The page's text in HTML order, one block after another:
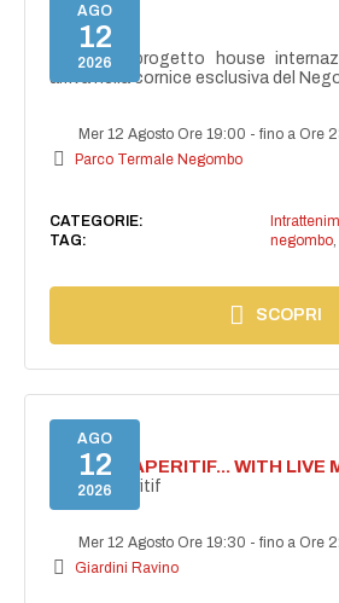
AGO
12
2026
NAIMA
NAIMA, il progetto house
arriva nella cornice esclusiva del
Mer 12 Agosto Ore 19:00 -fino a Ore
Parco Termale Negombo
CATEGORIE:
TAG:
negombo,
SCOPRI
AGO
12
2026
SECRET APERITIF... WITH LIVE
Secret aperitif
Mer 12 Agosto Ore 19:30 -fino a Ore
Giardini Ravino